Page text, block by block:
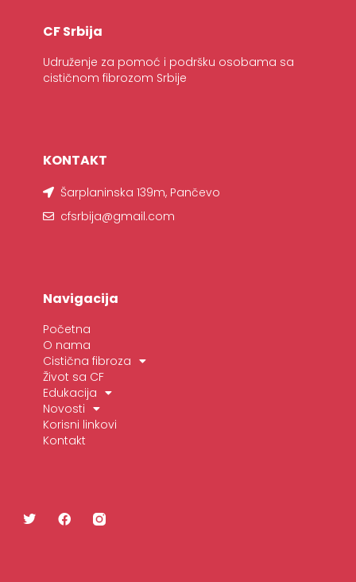
CF Srbija
Udruženje za pomoć i podršku osobama sa
cističnom fibrozom Srbije
KONTAKT
Šarplaninska 139m, Pančevo
cfsrbija@gmail.com
Navigacija
Početna
O nama
Cistična fibroza
Život sa CF
Edukacija
Novosti
Korisni linkovi
Kontakt